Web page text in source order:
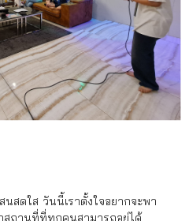
สดใส วันนี้เราตั้งใจอยากจะพา
สถานที่ที่ทุกคนสามารถอยู่ได้